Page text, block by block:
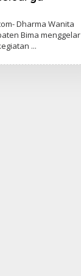
Dharma Wanita
Bima menggelar